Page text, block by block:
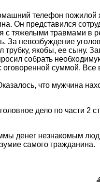
телефон
Он представился
с тяжелыми травмами в
За невозбуждение
якобы, ее сыну.
собрать
суммой. Все
что мужчина
дело по части 2
денег незнакомым
самого гражданина.